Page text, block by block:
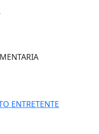
ENTRETENTE